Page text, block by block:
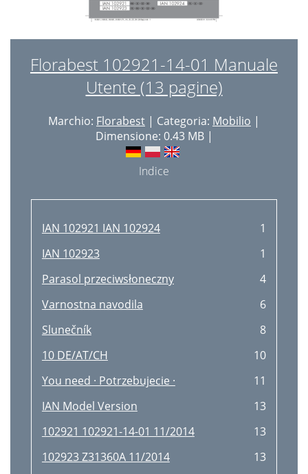
Florabest 102921-14-01 Manuale
Utente (13 pagine)
Marchio: Florabest | Categoria: Mobilio |
Dimensione: 0.43 MB |
Indice
IAN 102921 IAN 102924
1
IAN 102923
1
Parasol przeciwsłoneczny
4
Varnostna navodila
6
Slunečník
8
10 DE/AT/CH
10
You need · Potrzebujecie ·
11
IAN Model Version
13
102921 102921-14-01 11/2014
13
102923 Z31360A 11/2014
13